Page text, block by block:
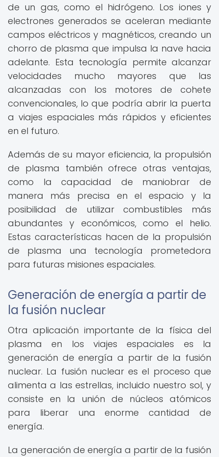
de un gas, como el hidrógeno. Los iones y
electrones generados se aceleran mediante
campos eléctricos y magnéticos, creando un
chorro de plasma que impulsa la nave hacia
adelante. Esta tecnología permite alcanzar
velocidades mucho mayores que las
alcanzadas con los motores de cohete
convencionales, lo que podría abrir la puerta
a viajes espaciales más rápidos y eficientes
en el futuro.
Además de su mayor eficiencia, la propulsión
de plasma también ofrece otras ventajas,
como la capacidad de maniobrar de
manera más precisa en el espacio y la
posibilidad de utilizar combustibles más
abundantes y económicos, como el helio.
Estas características hacen de la propulsión
de plasma una tecnología prometedora
para futuras misiones espaciales.
Generación de energía a partir de
la fusión nuclear
Otra aplicación importante de la física del
plasma en los viajes espaciales es la
generación de energía a partir de la fusión
nuclear. La fusión nuclear es el proceso que
alimenta a las estrellas, incluido nuestro sol, y
consiste en la unión de núcleos atómicos
para liberar una enorme cantidad de
energía.
La generación de energía a partir de la fusión